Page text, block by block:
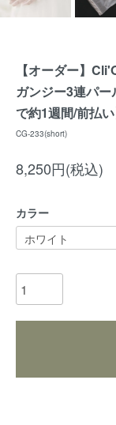
【オーダー】
ガンジー3連パ
で約1週間/前払い
CG-233(short)
8,250円(税込)
カラー